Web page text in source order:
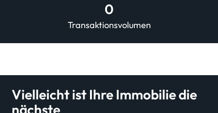
0
Transaktionsvolumen
Vielleicht ist Ihre Immobilie die
nächste